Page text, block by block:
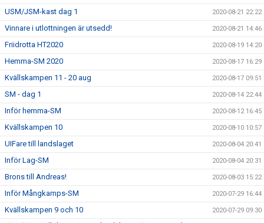
USM/JSM-kast dag 1 2020-08-21 22:22
Vinnare i utlottningen är utsedd! 2020-08-21 14:46
Friidrotta HT2020 2020-08-19 14:20
Hemma-SM 2020 2020-08-17 16:29
Kvällskampen 11 - 20 aug 2020-08-17 09:51
SM - dag 1 2020-08-14 22:44
Inför hemma-SM 2020-08-12 16:45
Kvällskampen 10 2020-08-10 10:57
UIFare till landslaget 2020-08-04 20:41
Inför Lag-SM 2020-08-04 20:31
Brons till Andreas! 2020-08-03 15:22
Inför Mångkamps-SM 2020-07-29 16:44
Kvällskampen 9 och 10 2020-07-29 09:30